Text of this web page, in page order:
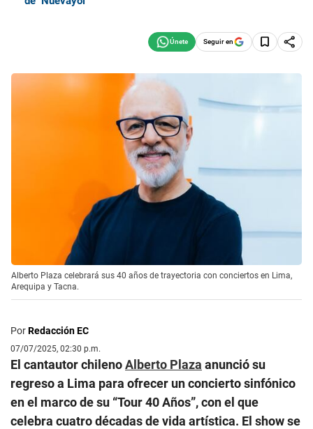
Seguir en
Alberto Plaza celebrará sus 40 años de trayectoria con conciertos en Lima,
Arequipa y Tacna.
PorRedacción EC
07/07/2025, 02:30 p.m.
El cantautor chilenoAlberto Plaza anunció su
regreso a Lima para ofrecer un concierto sinfónico
en el marco de su “Tour 40 Años”, con el que
celebra cuatro décadas de vida artística. El show se